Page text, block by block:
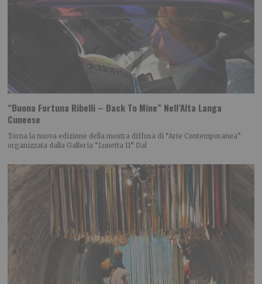
“Buona Fortuna Ribelli – Back To Mine” Nell’Alta Langa
Cuneese
Torna la nuova edizione della mostra diffusa di “Arte Contemporanea”
organizzata dalla Galleria “Lunetta 11” Dal